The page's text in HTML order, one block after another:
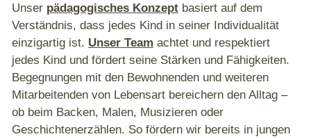
Unser pädagogisches Konzept basiert auf dem
Verständnis, dass jedes Kind in seiner Individualität
einzigartig ist. Unser Team achtet und respektiert
jedes Kind und fördert seine Stärken und Fähigkeiten.
Begegnungen mit den Bewohnenden und weiteren
Mitarbeitenden von Lebensart bereichern den Alltag –
ob beim Backen, Malen, Musizieren oder
Geschichtenerzählen. So fördern wir bereits in jungen